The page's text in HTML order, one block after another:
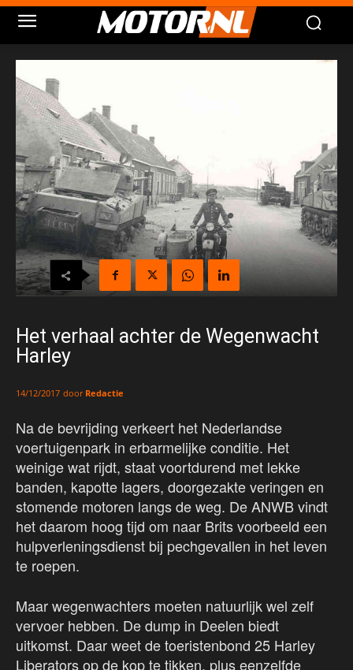
Het verhaal achter de Wegenwacht
Harley
14/12/2017 door Redactie
Na de bevrijding verkeert het Nederlandse
voertuigenpark in erbarmelijke conditie. Het
weinige wat rijdt, staat voortdurend met lekke
banden, kapotte lagers, doorgezakte veringen en
stomende motoren langs de weg. De ANWB vindt
het daarom hoog tijd om naar Brits voorbeeld een
hulpverleningsdienst bij pechgevallen in het leven
te roepen.
Maar wegenwachters moeten natuurlijk wel zelf
vervoer hebben. De dump in Deelen biedt
uitkomst. Daar weet de toeristenbond 25 Harley
Liberators op de kop te tikken, plus eenzelfde